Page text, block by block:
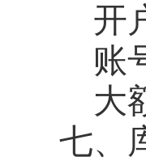
开
账
大
七、